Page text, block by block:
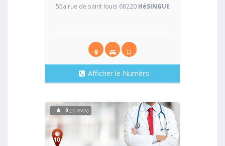
55a rue de saint louis 68220 HéSINGUE
Afficher le Numéro
Voir
0 ( 0 AVIS)